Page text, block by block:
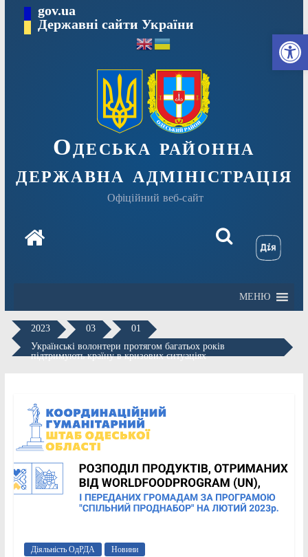
Перейтиgov.ua
Державні сайти України
Одеська районна
державна адміністрація
Офіційний веб-сайт
МЕНЮ
2023 03
01
Українські волонтери протягом багатьох років
підтримують країну в кризових ситуаціях
Діяльність ОдРДА Новини